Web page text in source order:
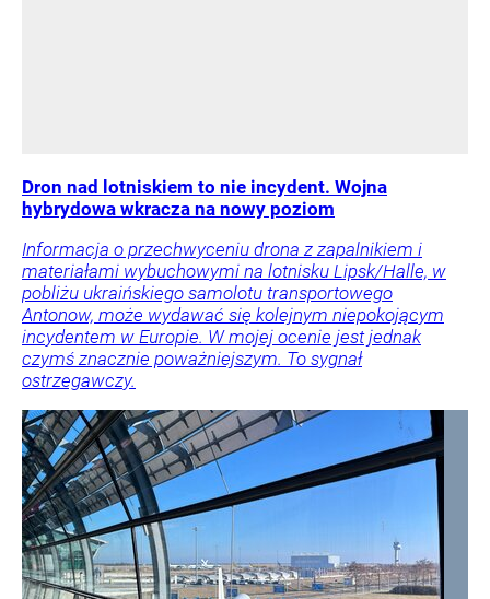
Dron nad lotniskiem to nie incydent. Wojna
hybrydowa wkracza na nowy poziom
Informacja o przechwyceniu drona z zapalnikiem i
materiałami wybuchowymi na lotnisku Lipsk/Halle, w
pobliżu ukraińskiego samolotu transportowego
Antonow, może wydawać się kolejnym niepokojącym
incydentem w Europie. W mojej ocenie jest jednak
czymś znacznie poważniejszym. To sygnał
ostrzegawczy.